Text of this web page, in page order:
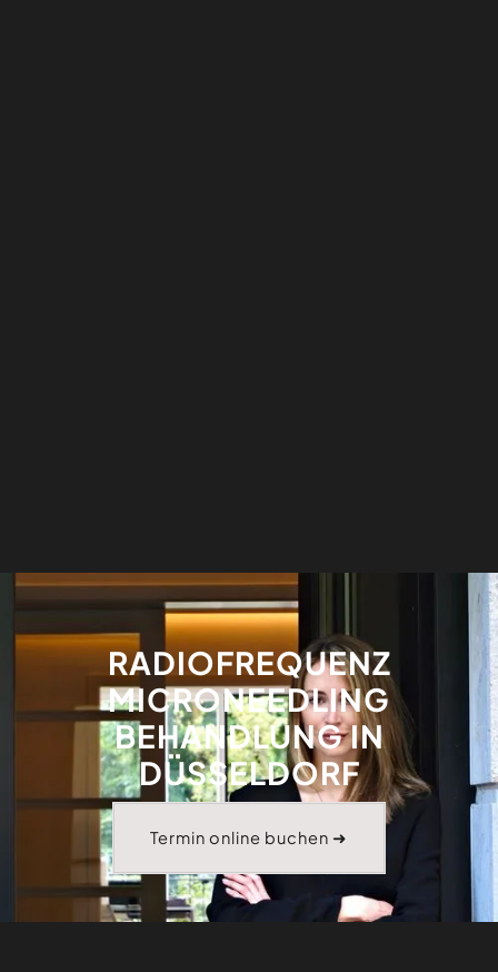
RADIOFREQUENZ
MICRONEEDLING
BEHANDLUNG IN
DÜSSELDORF
Termin online buchen ➜